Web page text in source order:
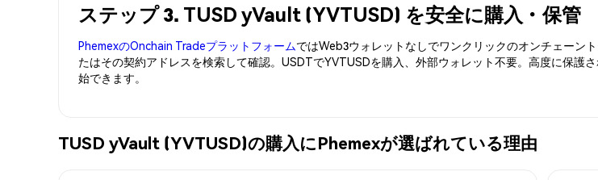
ステップ 3. TUSD yVault (YVTUSD) を安全に購入・保管
PhemexのOnchain TradeプラットフォームではWeb3ウォレットなしでワンクリックのオンチェーン
たはその契約アドレスを検索して確認。USDTでYVTUSDを購入、外部ウォレット不要。高度に保護
始できます。
TUSD yVault (YVTUSD)の購入にPhemexが選ばれている理由